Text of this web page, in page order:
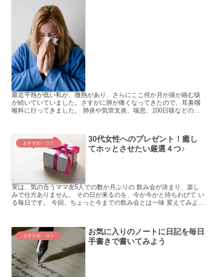
最近平熱が低い私が、微熱があり、さらにここ何か月か痰が絡む咳
が続いていていました。さすがに肺が痛くなってきたので、耳鼻咽
喉科に行ってきました。 肺炎や気管支炎、喘息、100日咳などの
おすすめ・コツ
30代女性へのプレゼント！癒し
てホッとさせたい厳選４つ♪
実は、気の合うママ友5人での数か月ぶりの 飲み会が決まり、楽し
みで仕方ありません。 その日が来るのを、今か今かと待ちわびて い
る毎日です。 今回、ちょっと今までの飲み会とは一味 変えてみよ
おすすめ・コツ
お気に入りのノートに日記を毎日
手書きで書いてみよう